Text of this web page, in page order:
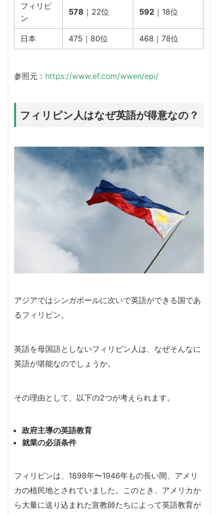
フィリピ
ン
578 ｜22位 592 ｜18位
日本 475｜80位 468｜78位
参照元： https://www.ef.com/wwen/epi/
フィリピン人はなぜ英語が得意なの？
アジアではシンガポールに次いで英語ができる国であ
るフィリピン。
英語を母国語としないフィリピン人は、なぜそんなに
英語が堪能なのでしょうか。
その理由として、以下の2つが考えられます。
政府主導の英語教育
就業の必須条件
フィリピンは、1898年〜1946年もの長い間、アメリ
カの植民地とされていました。このとき、アメリカか
ら大量に送り込まれた宣教師たちによって英語教育が